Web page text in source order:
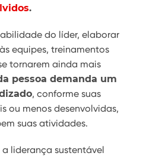
.
do líder, elaborar
equipes, treinamentos
tornarem ainda mais
pessoa demanda um
, conforme suas
ou menos desenvolvidas,
suas atividades.
liderança sustentável